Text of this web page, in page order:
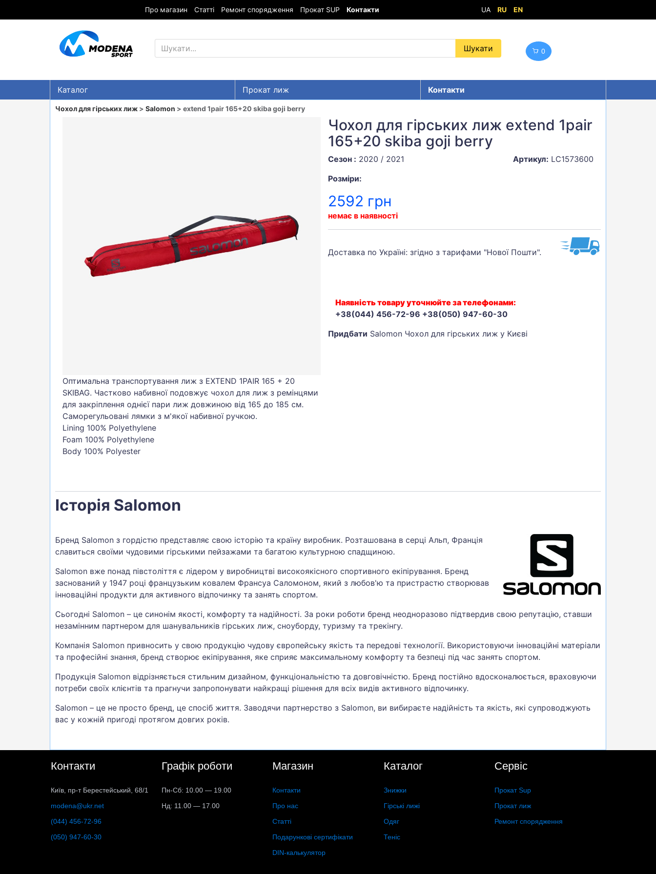
Про магазин Статті Ремонт спорядження Прокат SUP Контакти UA RU EN
0
Каталог Прокат лиж
Контакти
Знижки
ВЕЛОСИПЕДИ
САМОКАТИ
ТЕНІС, БАДМІНТОН
Чохол для гірських лиж > Salomon > extend 1pair 165+20 skiba goji berry
Оптимальна транспортування лиж з EXTEND 1PAIR 165 + 20
SKIBAG. Частково набивної подовжує чохол для лиж з ремінцями
для закріплення однієї пари лиж довжиною від 165 до 185 см.
Саморегульовані лямки з м'якої набивної ручкою.
Lining 100% Polyethylene
Foam 100% Polyethylene
Body 100% Polyester
Чохол для гірських лиж extend 1pair
165+20 skiba goji berry
Сезон : 2020 / 2021 Артикул: LC1573600
Розміри:
2592 грн
немає в наявності
Доставка по Україні: згідно з тарифами "Нової Пошти".
Наявність товару уточнюйте за телефонами:
+38(044) 456-72-96 +38(050) 947-60-30
Придбати Salomon Чохол для гірських лиж у Києві
Історія Salomon
Бренд Salomon з гордістю представляє свою історію та країну виробник. Розташована в серці Альп, Франція
славиться своїми чудовими гірськими пейзажами та багатою культурною спадщиною.
Salomon вже понад півстоліття є лідером у виробництві високоякісного спортивного екіпірування. Бренд
заснований у 1947 році французьким ковалем Франсуа Саломоном, який з любов'ю та пристрастю створював
інноваційні продукти для активного відпочинку та занять спортом.
Сьогодні Salomon – це синонім якості, комфорту та надійності. За роки роботи бренд неодноразово підтвердив свою репутацію, ставши
незамінним партнером для шанувальників гірських лиж, сноуборду, туризму та трекінгу.
Компанія Salomon привносить у свою продукцію чудову європейську якість та передові технології. Використовуючи інноваційні матеріали
та професійні знання, бренд створює екіпірування, яке сприяє максимальному комфорту та безпеці під час занять спортом.
Продукція Salomon відрізняється стильним дизайном, функціональністю та довговічністю. Бренд постійно вдосконалюється, враховуючи
потреби своїх клієнтів та прагнучи запропонувати найкращі рішення для всіх видів активного відпочинку.
Salomon – це не просто бренд, це спосіб життя. Заводячи партнерство з Salomon, ви вибираєте надійність та якість, які супроводжують
вас у кожній пригоді протягом довгих років.
Контакти
Київ, пр-т Берестейський, 68/1
modena@ukr.net
(044) 456-72-96
(050) 947-60-30
Графік роботи
Пн-Сб: 10.00 — 19.00
Нд: 11.00 — 17.00
Магазин
Контакти
Про нас
Статті
Подарункові сертифікати
DIN-калькулятор
Каталог
Знижки
Гірські лижі
Одяг
Теніс
Сервіс
Прокат Sup
Прокат лиж
Ремонт спорядження